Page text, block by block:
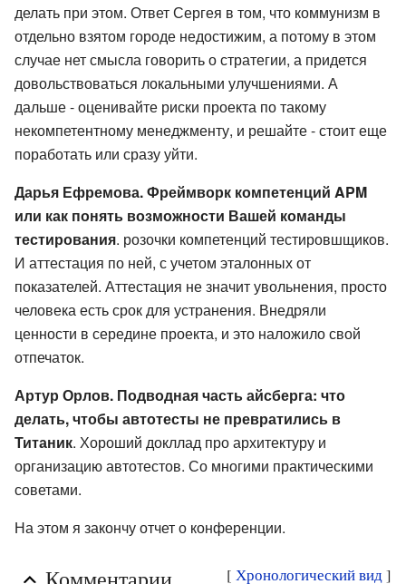
делать при этом. Ответ Сергея в том, что коммунизм в
отдельно взятом городе недостижим, а потому в этом
случае нет смысла говорить о стратегии, а придется
довольствоваться локальными улучшениями. А
дальше - оценивайте риски проекта по такому
некомпетентному менеджменту, и решайте - стоит еще
поработать или сразу уйти.
Дарья Ефремова. Фреймворк компетенций APM
или как понять возможности Вашей команды
тестирования. розочки компетенций тестировшщиков.
И аттестация по ней, с учетом эталонных от
показателей. Аттестация не значит увольнения, просто
человека есть срок для устранения. Внедряли
ценности в середине проекта, и это наложило свой
отпечаток.
Артур Орлов. Подводная часть айсберга: что
делать, чтобы автотесты не превратились в
Титаник. Хороший докллад про архитектуру и
организацию автотестов. Со многими практическими
советами.
На этом я закончу отчет о конференции.
[ Хронологический вид]